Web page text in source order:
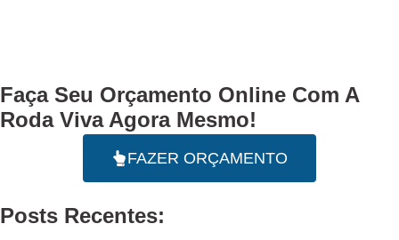
Faça Seu Orçamento Online Com A
Roda Viva Agora Mesmo!
FAZER ORÇAMENTO
Posts Recentes: